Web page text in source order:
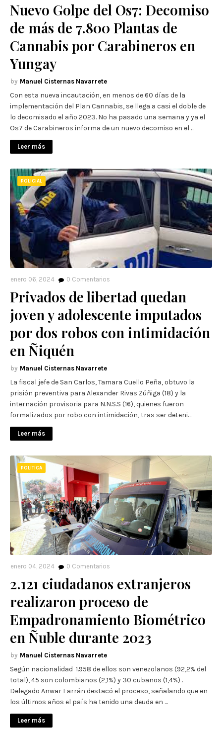
Nuevo Golpe del Os7: Decomiso
de más de 7.800 Plantas de
Cannabis por Carabineros en
Yungay
Manuel Cisternas Navarrete
Con esta nueva incautación, en menos de 60 días de la
implementación del Plan Cannabis, se llega a casi el doble de
lo decomisado el año 2023. No ha pasado una semana y ya el
Os7 de Carabineros informa de un nuevo decomiso en el …
Leer más
POLICIAL
enero 06, 2024 0 Comentarios
Privados de libertad quedan
joven y adolescente imputados
por dos robos con intimidación
en Ñiquén
Manuel Cisternas Navarrete
La fiscal jefe de San Carlos, Tamara Cuello Peña, obtuvo la
prisión preventiva para Alexander Rivas Zúñiga (18) y la
internación provisoria para N.N.S.S (16), quienes fueron
formalizados por robo con intimidación, tras ser deteni…
Leer más
POLITICA
enero 04, 2024 0 Comentarios
2.121 ciudadanos extranjeros
realizaron proceso de
Empadronamiento Biométrico
en Ñuble durante 2023
Manuel Cisternas Navarrete
Según nacionalidad 1.958 de ellos son venezolanos (92,2% del
total), 45 son colombianos (2,1%) y 30 cubanos (1,4%) .
Delegado Anwar Farrán destacó el proceso, señalando que en
los últimos años el país ha tenido una deuda en …
Leer más